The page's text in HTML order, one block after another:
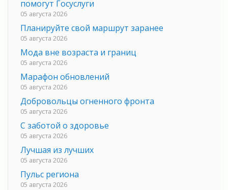
помогут Госуслуги
05 августа 2026
Планируйте свой маршрут заранее
05 августа 2026
Мода вне возраста и границ
05 августа 2026
Марафон обновлений
05 августа 2026
Добровольцы огненного фронта
05 августа 2026
С заботой о здоровье
05 августа 2026
Лучшая из лучших
05 августа 2026
Пульс региона
05 августа 2026